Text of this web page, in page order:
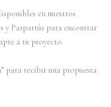
en nuestros
y Paspartús para encontrar
a tu proyecto.
para recibir una propuesta